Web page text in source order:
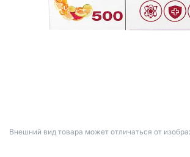
Bнешний вид товара может отличаться от